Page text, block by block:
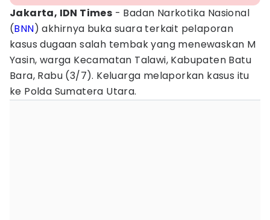
Jakarta, IDN Times - Badan Narkotika Nasional
(BNN) akhirnya buka suara terkait pelaporan
kasus dugaan salah tembak yang menewaskan M
Yasin, warga Kecamatan Talawi, Kabupaten Batu
Bara, Rabu (3/7). Keluarga melaporkan kasus itu
ke Polda Sumatera Utara.